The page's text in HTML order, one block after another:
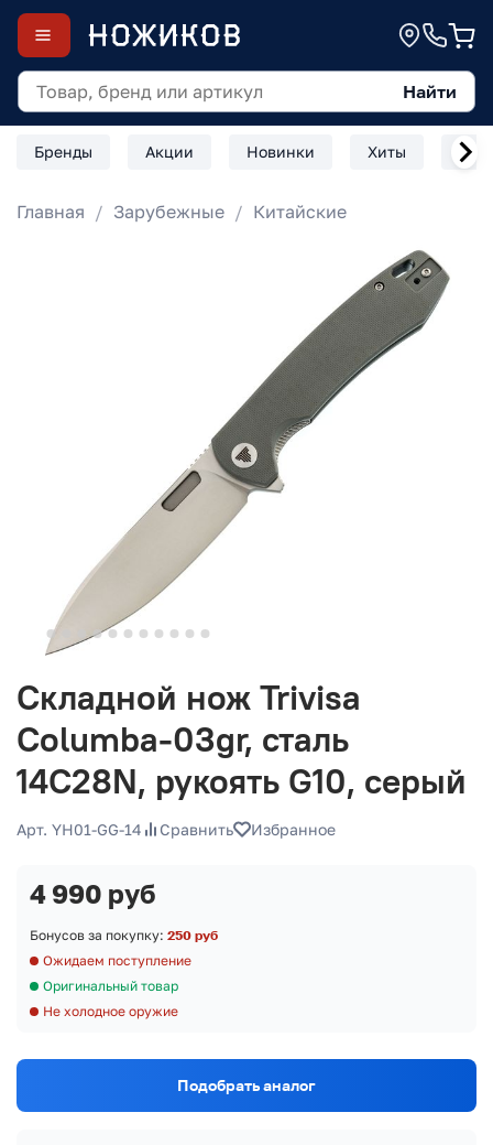
Найти
Бренды Акции Новинки Хиты
Главная Зарубежные Китайские
Складной нож Trivisa
Columba-03gr, сталь
14C28N, рукоять G10, серый
Арт. YH01-GG-14 Сравнить Избранное
4 990 руб
Бонусов за покупку: 250 руб
Ожидаем поступление
Оригинальный товар
Не холодное оружие
Подобрать аналог